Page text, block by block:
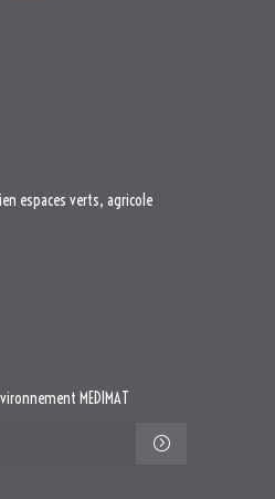
espaces verts, agricole
MEDIMAT